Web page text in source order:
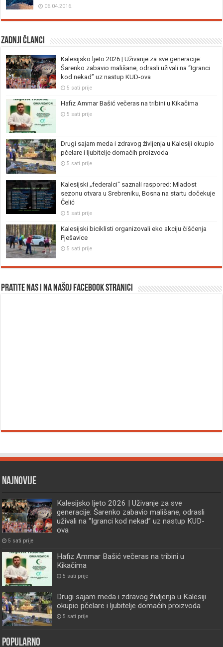
06.04.2016.
Zadnji članci
Kalesijsko ljeto 2026 | Uživanje za sve generacije:
Šarenko zabavio mališane, odrasli uživali na “Igranci
kod nekad” uz nastup KUD-ova
5 sati prije
Hafiz Ammar Bašić večeras na tribini u Kikačima
5 sati prije
Drugi sajam meda i zdravog življenja u Kalesiji okupio
pčelare i ljubitelje domaćih proizvoda
5 sati prije
Kalesijski „federalci“ saznali raspored: Mladost
sezonu otvara u Srebreniku, Bosna na startu dočekuje
Čelić
5 sati prije
Kalesijski biciklisti organizovali eko akciju čišćenja
Pješavice
5 sati prije
Pratite nas i na našoj facebook stranici
Najnovije
Kalesijsko ljeto 2026 | Uživanje za sve
generacije: Šarenko zabavio mališane, odrasli
uživali na “Igranci kod nekad” uz nastup KUD-
ova
5 sati prije
Hafiz Ammar Bašić večeras na tribini u
Kikačima
5 sati prije
Drugi sajam meda i zdravog življenja u Kalesiji
okupio pčelare i ljubitelje domaćih proizvoda
5 sati prije
Popularno